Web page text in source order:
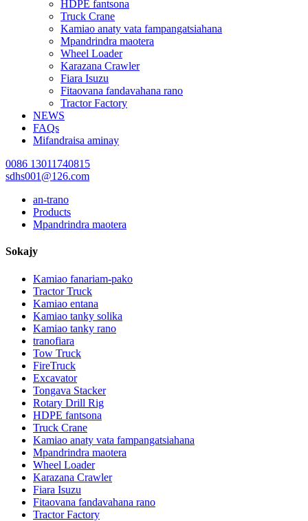
HDPE fantsona
Truck Crane
Kamiao anaty vata fampangatsiahana
Mpandrindra maotera
Wheel Loader
Karazana Crawler
Fiara Isuzu
Fitaovana fandavahana rano
Tractor Factory
NEWS
FAQs
Mifandraisa aminay
0086 13011740815
sdhs001@126.com
an-trano
Products
Mpandrindra maotera
Sokajy
Kamiao fanariam-pako
Tractor Truck
Kamiao entana
Kamiao tanky solika
Kamiao tanky rano
tranofiara
Tow Truck
FireTruck
Excavator
Tongava Stacker
Rotary Drill Rig
HDPE fantsona
Truck Crane
Kamiao anaty vata fampangatsiahana
Mpandrindra maotera
Wheel Loader
Karazana Crawler
Fiara Isuzu
Fitaovana fandavahana rano
Tractor Factory